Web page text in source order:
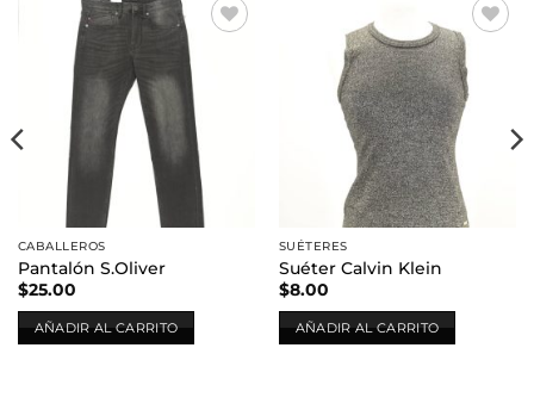
deseos
CABALLEROS
Pantalón S.Oliver
$25.00
AÑADIR AL CARRITO
Añadir
a la
lista de
deseos
SUÉTERES
Suéter Calvin Klein
$8.00
AÑADIR AL CARRITO